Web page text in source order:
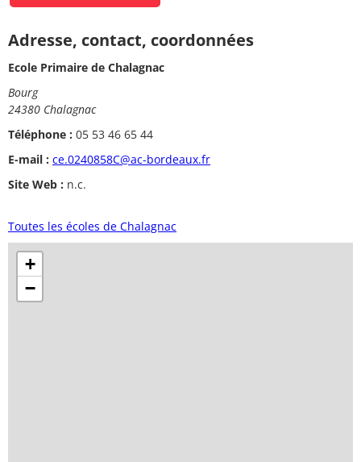
Adresse, contact, coordonnées
Ecole Primaire de Chalagnac
Bourg
24380 Chalagnac
Téléphone : 05 53 46 65 44
E-mail : ce.0240858C@ac-bordeaux.fr
Site Web : n.c.
Toutes les écoles de Chalagnac
+
−